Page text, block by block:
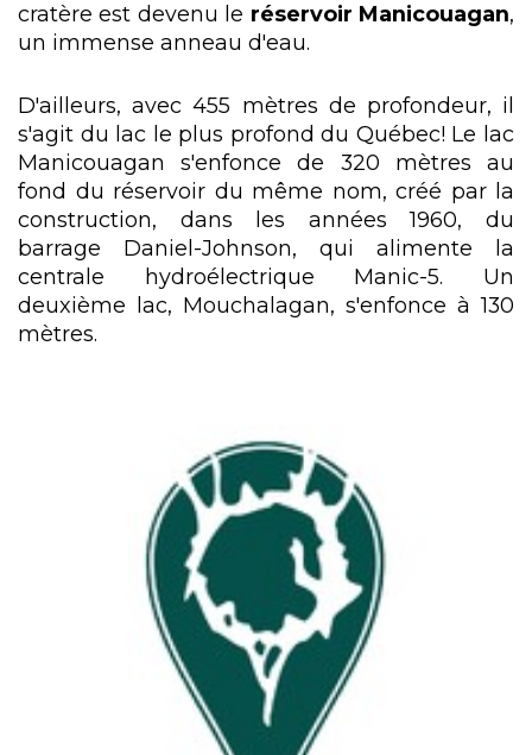
cratère est devenu le réservoir Manicouagan,
un immense anneau d'eau.
D'ailleurs, avec 455 mètres de profondeur, il
s'agit du lac le plus profond du Québec! Le lac
Manicouagan s'enfonce de 320 mètres au
fond du réservoir du même nom, créé par la
construction, dans les années 1960, du
barrage Daniel-Johnson, qui alimente la
centrale hydroélectrique Manic-5. Un
deuxième lac, Mouchalagan, s'enfonce à 130
mètres.